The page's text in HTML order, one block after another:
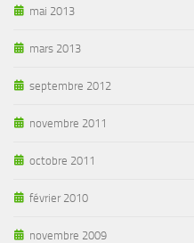
mai 2013
mars 2013
septembre 2012
novembre 2011
octobre 2011
février 2010
novembre 2009